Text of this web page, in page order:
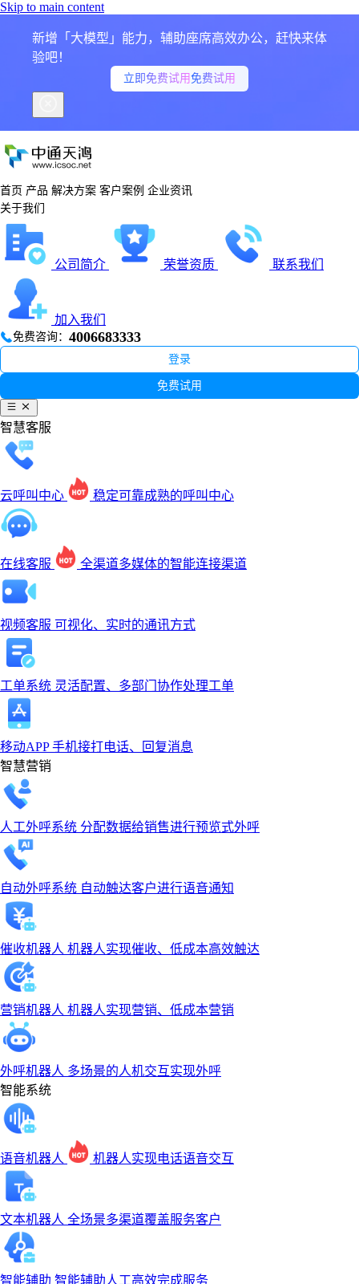
Skip to main content
新增「大模型」能力，辅助座席高效办公，赶快来体
验吧！
立即免费试用免费试用
首页 产品 解决方案 客户案例 企业资讯
关于我们
公司简介 荣誉资质 联系我们
加入我们
免费咨询： 4006683333
登录
免费试用
智慧客服
云呼叫中心 稳定可靠成熟的呼叫中心
在线客服 全渠道多媒体的智能连接渠道
视频客服 可视化、实时的通讯方式
工单系统 灵活配置、多部门协作处理工单
移动APP手机接打电话、回复消息
智慧营销
人工外呼系统 分配数据给销售进行预览式外呼
自动外呼系统 自动触达客户进行语音通知
催收机器人 机器人实现催收、低成本高效触达
营销机器人 机器人实现营销、低成本营销
外呼机器人 多场景的人机交互实现外呼
智能系统
语音机器人 机器人实现电话语音交互
文本机器人 全场景多渠道覆盖服务客户
智能辅助 智能辅助人工高效完成服务